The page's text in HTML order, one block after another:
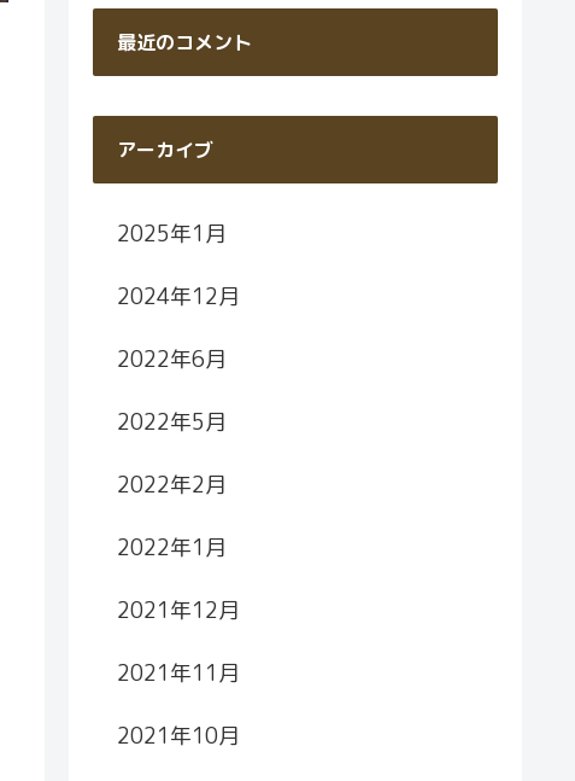
最近のコメント
アーカイブ
2025年1月
2024年12月
2022年6月
2022年5月
2022年2月
2022年1月
2021年12月
2021年11月
2021年10月